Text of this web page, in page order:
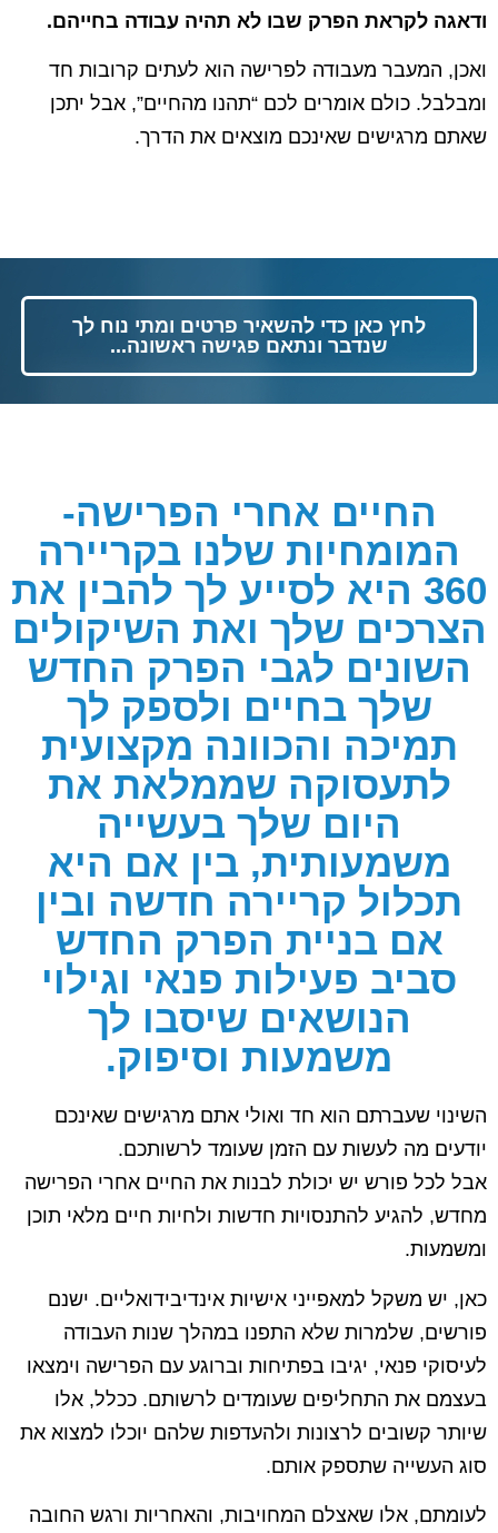
ודאגה לקראת הפרק שבו לא תהיה עבודה בחייהם.
ואכן, המעבר מעבודה לפרישה הוא לעתים קרובות חד
ומבלבל. כולם אומרים לכם “תהנו מהחיים”, אבל יתכן
שאתם מרגישים שאינכם מוצאים את הדרך.
לחץ כאן כדי להשאיר פרטים ומתי נוח לך
שנדבר ונתאם פגישה ראשונה...
החיים אחרי הפרישה-
המומחיות שלנו בקריירה
360 היא לסייע לך להבין את
הצרכים שלך ואת השיקולים
השונים לגבי הפרק החדש
שלך בחיים ולספק לך
תמיכה והכוונה מקצועית
לתעסוקה שממלאת את
היום שלך בעשייה
משמעותית, בין אם היא
תכלול קריירה חדשה ובין
אם בניית הפרק החדש
סביב פעילות פנאי וגילוי
הנושאים שיסבו לך
משמעות וסיפוק.
השינוי שעברתם הוא חד ואולי אתם מרגישים שאינכם
יודעים מה לעשות עם הזמן שעומד לרשותכם.
אבל לכל פורש יש יכולת לבנות את החיים אחרי הפרישה
מחדש, להגיע להתנסויות חדשות ולחיות חיים מלאי תוכן
ומשמעות.
כאן, יש משקל למאפייני אישיות אינדיבידואליים. ישנם
פורשים, שלמרות שלא התפנו במהלך שנות העבודה
לעיסוקי פנאי, יגיבו בפתיחות וברוגע עם הפרישה וימצאו
בעצמם את התחליפים שעומדים לרשותם. ככלל, אלו
שיותר קשובים לרצונות ולהעדפות שלהם יוכלו למצוא את
סוג העשייה שתספק אותם.
לעומתם, אלו שאצלם המחויבות, והאחריות ורגש החובה